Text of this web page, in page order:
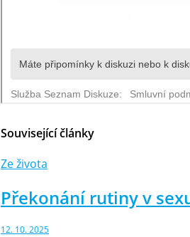
Související články
Ze života
Překonání rutiny v
12. 10. 2025